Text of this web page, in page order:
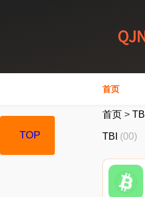
首页
首页 > TBI
TOP TBI (00)